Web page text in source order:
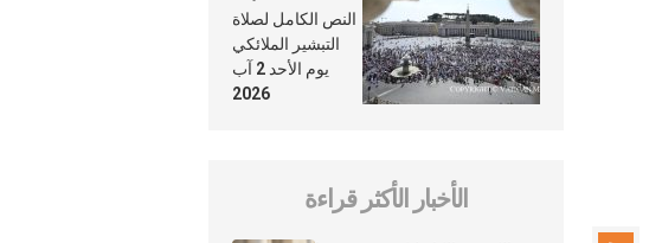
تغيب عنّا أبدًا
النص الكامل لصلاة
التبشير الملائكي
يوم الأحد 2 آب
2026
الأخبار الأكثر قراءة